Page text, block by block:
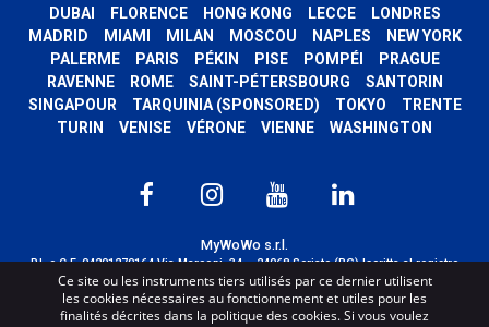
DUBAI
FLORENCE HONG KONG LECCE
LONDRES
MADRID
MIAMI MILAN MOSCOU NAPLES
NEW YORK
PALERME
PARIS PÉKIN PISE POMPÉI
PRAGUE
RAVENNE
ROME SAINT-PÉTERSBOURG
SANTORIN
SINGAPOUR
TARQUINIA (SPONSORED) TOKYO
TRENTE
TURIN
VENISE VÉRONE VIENNE WASHINGTON
MyWoWo s.r.l.
P.I. e C.F. 04201270164 Via Marconi, 34 – 24068 Seriate (BG) Iscritta al registro
delle imprese di Bergamo con n° iscrizione 443941 – Cap.Soc. € 100.000,00 i.v.
TERMS AND CONDITIONS-CREDITS
Ce site ou les instruments tiers utilisés par ce dernier utilisent
les cookies nécessaires au fonctionnement et utiles pour les
finalités décrites dans la politique des cookies. Si vous voulez